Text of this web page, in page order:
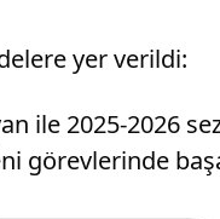
yer verildi:
ile 2025-2026
görevlerinde